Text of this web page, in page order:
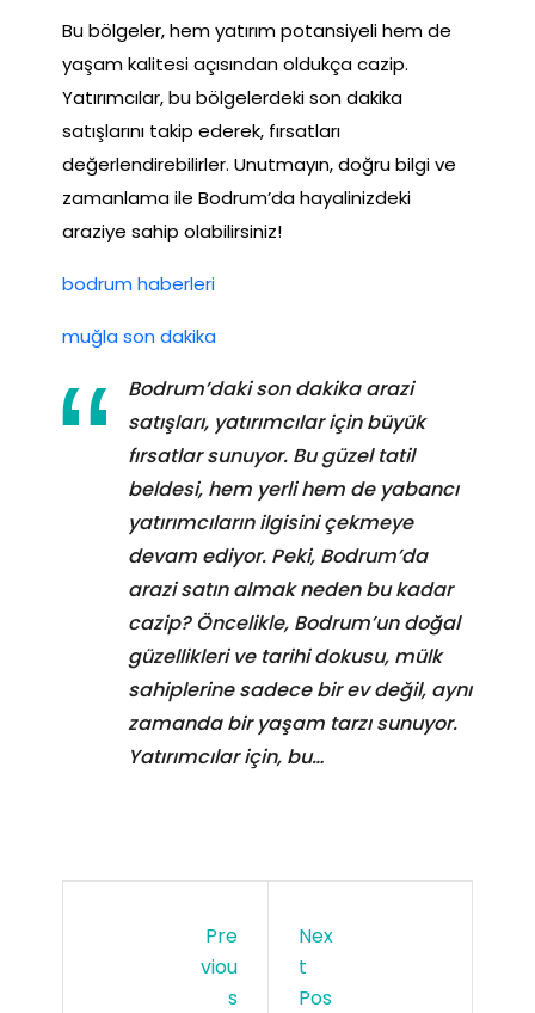
Bu bölgeler, hem yatırım potansiyeli hem de
yaşam kalitesi açısından oldukça cazip.
Yatırımcılar, bu bölgelerdeki son dakika
satışlarını takip ederek, fırsatları
değerlendirebilirler. Unutmayın, doğru bilgi ve
zamanlama ile Bodrum’da hayalinizdeki
araziye sahip olabilirsiniz!
bodrum haberleri
muğla son dakika
Bodrum’daki son dakika arazi
satışları, yatırımcılar için büyük
fırsatlar sunuyor. Bu güzel tatil
beldesi, hem yerli hem de yabancı
yatırımcıların ilgisini çekmeye
devam ediyor. Peki, Bodrum’da
arazi satın almak neden bu kadar
cazip? Öncelikle, Bodrum’un doğal
güzellikleri ve tarihi dokusu, mülk
sahiplerine sadece bir ev değil, aynı
zamanda bir yaşam tarzı sunuyor.
Yatırımcılar için, bu…
Pre
Viou
S
Nex
T
Pos